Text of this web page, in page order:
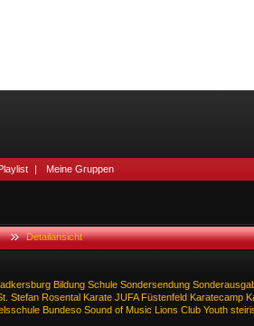
| Meine Gruppen
Detailansicht
Bildung Schule Sondersendung
Stefan Rosental Karate JUFA Füstenfeld Karatecamp
Bundeso Sound of Music Lions Club Youth